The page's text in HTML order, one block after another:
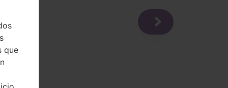
que